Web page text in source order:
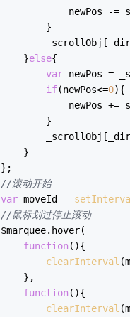
newPos
					}
				}
else{
var newPos =
if(newPos<=0){
newPos
					}
				}
			};
//滚动开始
var moveId =
//鼠标划过停止滚动
			$marquee.hover(
function( ){
clearInterval
				},
function( ){
clearInterval